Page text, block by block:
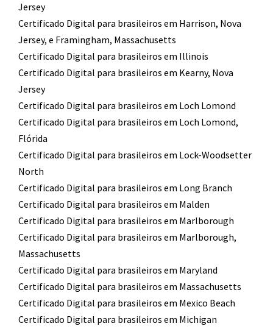
Jersey
Certificado Digital para brasileiros em Harrison, Nova
Jersey, e Framingham, Massachusetts
Certificado Digital para brasileiros em Illinois
Certificado Digital para brasileiros em Kearny, Nova
Jersey
Certificado Digital para brasileiros em Loch Lomond
Certificado Digital para brasileiros em Loch Lomond,
Flórida
Certificado Digital para brasileiros em Lock-Woodsetter
North
Certificado Digital para brasileiros em Long Branch
Certificado Digital para brasileiros em Malden
Certificado Digital para brasileiros em Marlborough
Certificado Digital para brasileiros em Marlborough,
Massachusetts
Certificado Digital para brasileiros em Maryland
Certificado Digital para brasileiros em Massachusetts
Certificado Digital para brasileiros em Mexico Beach
Certificado Digital para brasileiros em Michigan